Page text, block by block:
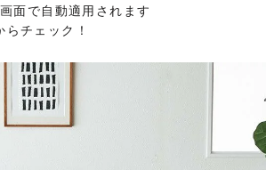
面で自動適用されます
らチェック！